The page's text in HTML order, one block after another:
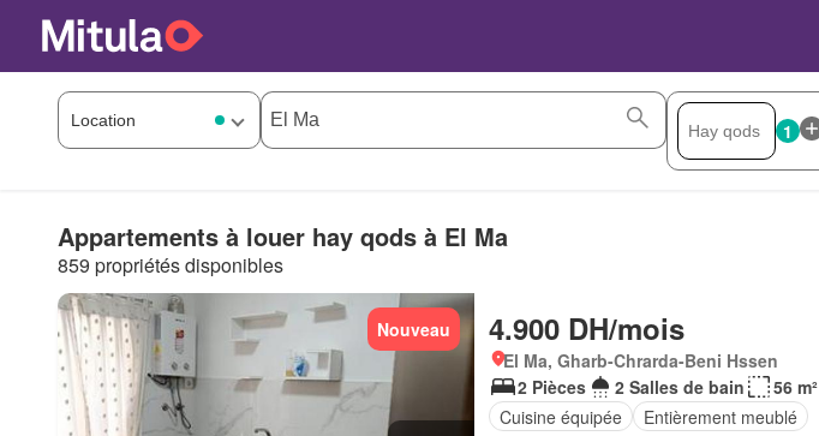
1
Appartements à louer hay qods à El Ma
859 propriétés disponibles
Nouveau 4.900 DH/mois
El Ma, Gharb-Chrarda-Beni Hssen
2 Pièces
2 Salles de bain
56 m²
Cuisine équipée
Entièrement meublé